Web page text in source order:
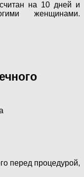
на 10 дней и
женщинами.
перед процедурой,